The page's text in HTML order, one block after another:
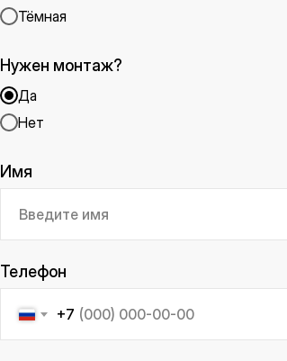
Тёмная
Нужен монтаж?
Да
Нет
Имя
Телефон
+7